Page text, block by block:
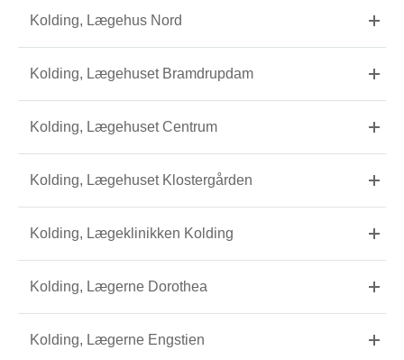
Kolding, Lægehus Nord
Kolding, Lægehuset Bramdrupdam
Kolding, Lægehuset Centrum
Kolding, Lægehuset Klostergården
Kolding, Lægeklinikken Kolding
Kolding, Lægerne Dorothea
Kolding, Lægerne Engstien